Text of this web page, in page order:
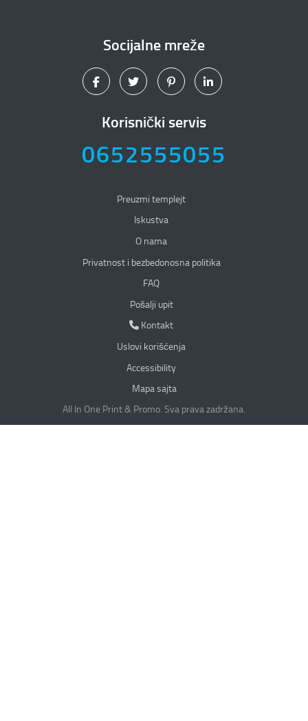
Socijalne mreže
Korisnički servis
0652555055
Preuzmi templejt
Iskustva
O nama
Privatnost i bezbedonosna politika
Privatnost i bezbedonosna politika
FAQ
Pošalji upit
Kontakt
Kontakt
Uslovi korišćenja
Accessibility
Mapa sajta
All In One Print & Promo. Sva prava zadržana.